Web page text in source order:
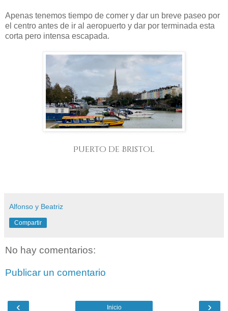
Apenas tenemos tiempo de comer y dar un breve paseo por
el centro antes de ir al aeropuerto y dar por terminada esta
corta pero intensa escapada.
Puerto de Bristol
Alfonso y Beatriz
Compartir
No hay comentarios:
Publicar un comentario
‹ ›
Inicio